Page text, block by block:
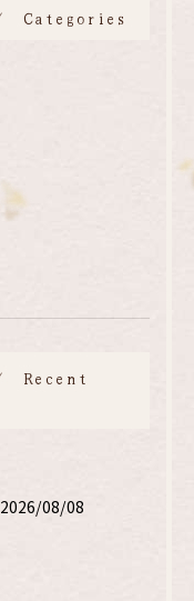
Categories
Recent
2026/08/08